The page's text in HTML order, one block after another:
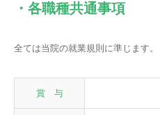
・各職種共通事項
全ては当院の就業規則に準じます。
賞 与